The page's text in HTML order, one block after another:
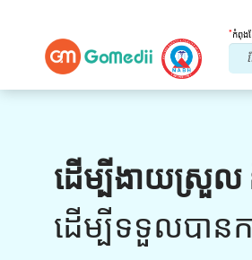
*កំពុង
ដើម្បីងាយស្រួល
ដើម្បីទទួលបានក
អត្ថប្រយោជន៍របស់យើង។
វីដេអូអនឡាញការពិ
យោបល់
ការពិគ្រោះយោបល់តាមអ៊ីនធឺណិតជាមួយវេជ្